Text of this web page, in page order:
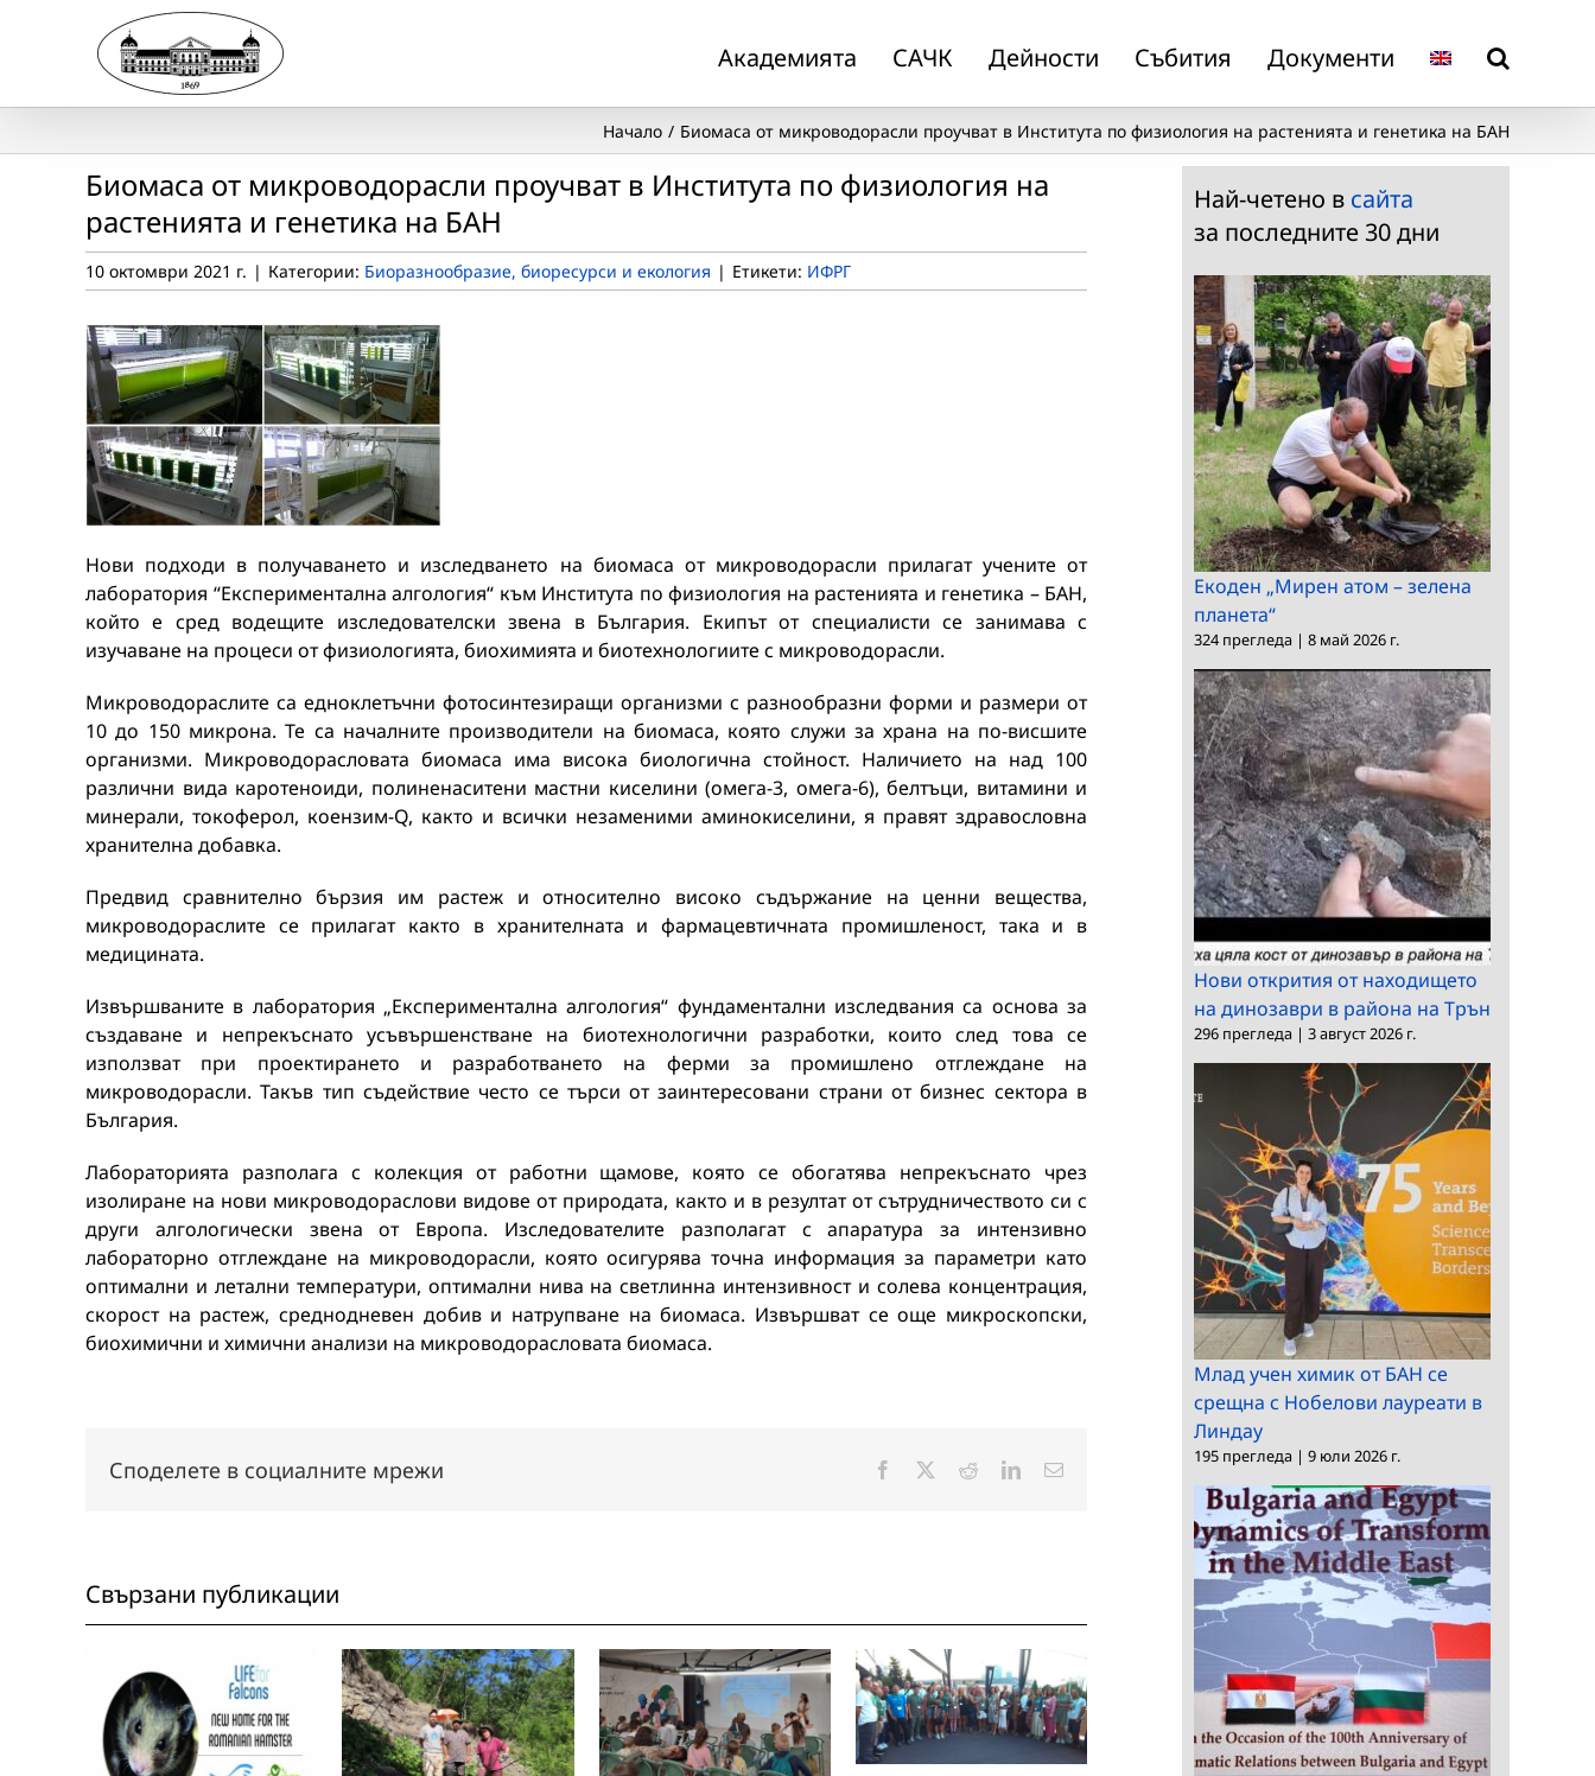
Академията САЧК Дейности Събития Документи
Начало Биомаса от микроводорасли проучват в Института по физиология на растенията и генетика на БАН
Биомаса от микроводорасли проучват в Института по физиология на
растенията и генетика на БАН
10 октомври 2021 г. | Категории: Биоразнообразие, биоресурси и екология | Етикети: ИФРГ
Нови подходи в получаването и изследването на биомаса от микроводорасли прилагат учените от
лаборатория “Експериментална алгология“ към Института по физиология на растенията и генетика – БАН,
който е сред водещите изследователски звена в България. Екипът от специалисти се занимава с
изучаване на процеси от физиологията, биохимията и биотехнологиите с микроводорасли.
Микроводораслите са едноклетъчни фотосинтезиращи организми с разнообразни форми и размери от
10 до 150 микрона. Те са началните производители на биомаса, която служи за храна на по-висшите
организми. Микроводорасловата биомаса има висока биологична стойност. Наличието на над 100
различни вида каротеноиди, полиненаситени мастни киселини (омега-3, омега-6), белтъци, витамини и
минерали, токоферол, коензим-Q, както и всички незаменими аминокиселини, я правят здравословна
хранителна добавка.
Предвид сравнително бързия им растеж и относително високо съдържание на ценни вещества,
микроводораслите се прилагат както в хранителната и фармацевтичната промишленост, така и в
медицината.
Извършваните в лаборатория „Експериментална алгология“ фундаментални изследвания са основа за
създаване и непрекъснато усъвършенстване на биотехнологични разработки, които след това се
използват при проектирането и разработването на ферми за промишлено отглеждане на
микроводорасли. Такъв тип съдействие често се търси от заинтересовани страни от бизнес сектора в
България.
Лабораторията разполага с колекция от работни щамове, която се обогатява непрекъснато чрез
изолиране на нови микроводораслови видове от природата, както и в резултат от сътрудничеството си с
други алгологически звена от Европа. Изследователите разполагат с апаратура за интензивно
лабораторно отглеждане на микроводорасли, която осигурява точна информация за параметри като
оптимални и летални температури, оптимални нива на светлинна интензивност и солева концентрация,
скорост на растеж, среднодневен добив и натрупване на биомаса. Извършват се още микроскопски,
биохимични и химични анализи на микроводорасловата биомаса.
Споделете в социалните мрежи Facebook RedditLinkedInЕлектронна
Свързани публикации
Най-четено в сайта
за последните 30 дни
Екоден „Мирен атом – зелена
планета“
324 прегледа | 8 май 2026 г.
Нови открития от находището
на динозаври в района на Трън
296 прегледа | 3 август 2026 г.
Млад учен химик от БАН се
срещна с Нобелови лауреати в
Линдау
195 прегледа | 9 юли 2026 г.